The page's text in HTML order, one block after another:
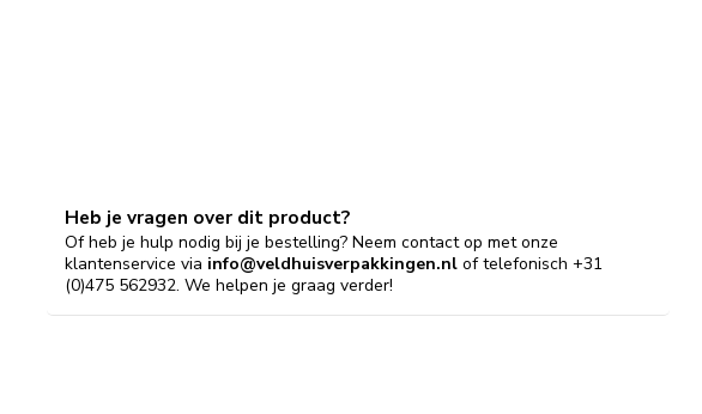
Heb je vragen over dit product?
Of heb je hulp nodig bij je bestelling? Neem contact op met onze
klantenservice via info@veldhuisverpakkingen.nl of telefonisch +31
(0)475 562932. We helpen je graag verder!